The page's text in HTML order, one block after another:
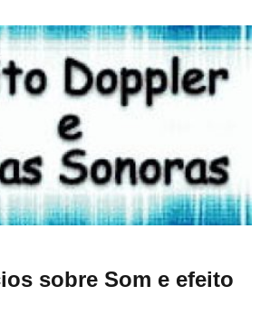
sobre Som e efeito